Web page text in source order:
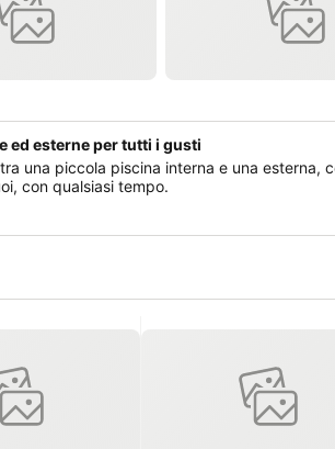
ed esterne per tutti i gusti
una piccola piscina interna e una esterna,
con qualsiasi tempo.